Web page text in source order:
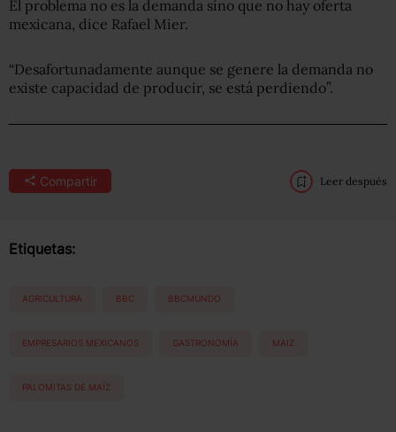
El problema no es la demanda sino que no hay oferta
mexicana, dice Rafael Mier.
“Desafortunadamente aunque se genere la demanda no
existe capacidad de producir, se está perdiendo”.
Compartir Leer después
Etiquetas:
AGRICULTURA BBC BBCMUNDO
EMPRESARIOS MEXICANOS GASTRONOMÍA MAIZ
PALOMITAS DE MAÍZ